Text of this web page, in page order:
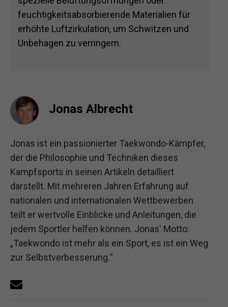
feuchtigkeitsabsorbierende Materialien für
erhöhte Luftzirkulation, um Schwitzen und
Unbehagen zu verringern.
Jonas Albrecht
Jonas ist ein passionierter Taekwondo-Kämpfer,
der die Philosophie und Techniken dieses
Kampfsports in seinen Artikeln detailliert
darstellt. Mit mehreren Jahren Erfahrung auf
nationalen und internationalen Wettbewerben
teilt er wertvolle Einblicke und Anleitungen, die
jedem Sportler helfen können. Jonas' Motto:
„Taekwondo ist mehr als ein Sport, es ist ein Weg
zur Selbstverbesserung.“